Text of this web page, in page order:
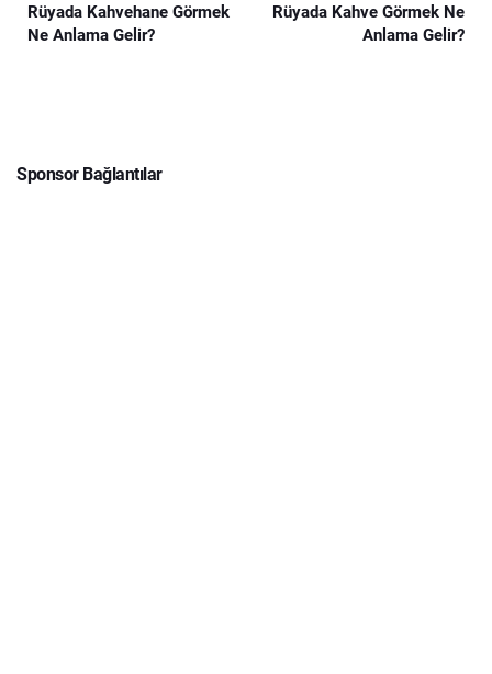
Rüyada Kahvehane Görmek
Ne Anlama Gelir?
Rüyada Kahve Görmek Ne
Anlama Gelir?
Sponsor Bağlantılar